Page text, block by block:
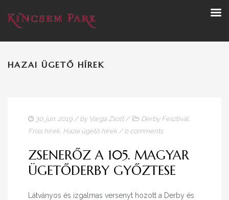
HAZAI ÜGETŐ HÍREK
30. jún. 2019 / by Varga Zsolt/ Derby Fesztivál,
Friss hírek, Hazai ügető hírek/ 0 comments
ZSENERŐZ A 105. MAGYAR
ÜGETŐDERBY GYŐZTESE
Látványos és izgalmas versenyt hozott a Derby és